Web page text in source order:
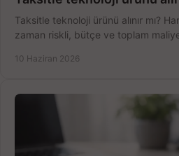
Taksitle teknoloji ürünü alınır mı?
zaman riskli, bütçe ve toplam
10 Haziran 2026